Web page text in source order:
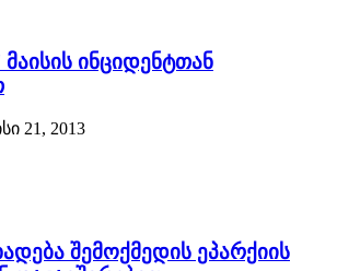
მაისის ინციდენტთან
21, 2013
შემოქმედის ეპარქიის